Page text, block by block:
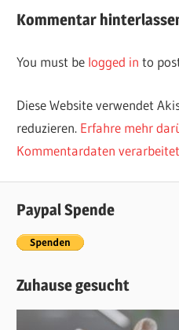
Kommentar
You must be logged in to
Diese Website verwendet
reduzieren. Erfahre mehr
Kommentardaten
Paypal Spende
Zuhause gesucht